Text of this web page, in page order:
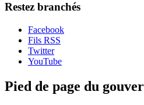
Restez branchés
Facebook
Fils RSS
Twitter
YouTube
Pied de page du